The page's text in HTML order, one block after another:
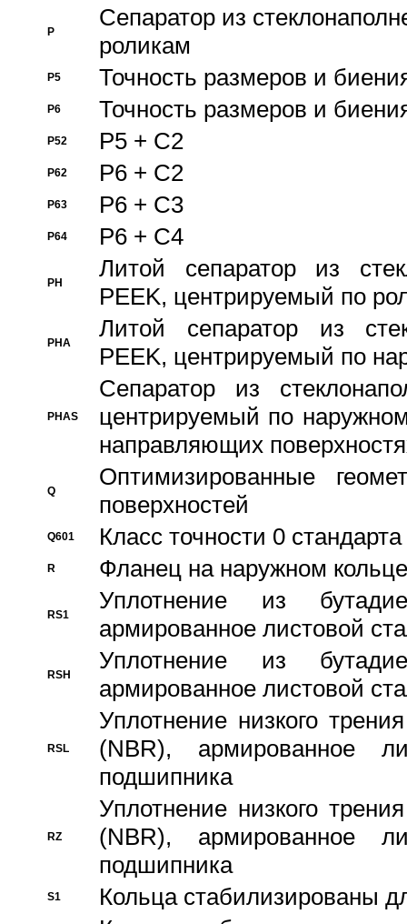
P
Cепаратор из
роликам
P5 Точность размеров и
P6 Точность размеров и
P52 P5 + C2
P62 P6 + C2
P63 P6 + C3
P64 P6 + C4
PH
Литой сепаратор из
PEEK, центрируемый по
PHA
Литой сепаратор из
PEEK, центрируемый по
PHAS
Сепаратор из
центрируемый по
направляющих
Q
Оптимизированные
поверхностей
Q601 Класс точности 0
R Фланец на наружном кольце
RS1
Уплотнение из
армированное листовой
RSH
Уплотнение из
армированное листовой
RSL
Уплотнение низкого
(NBR), армированное
подшипника
RZ
Уплотнение низкого
(NBR), армированное
подшипника
S1 Кольца стабилизированы